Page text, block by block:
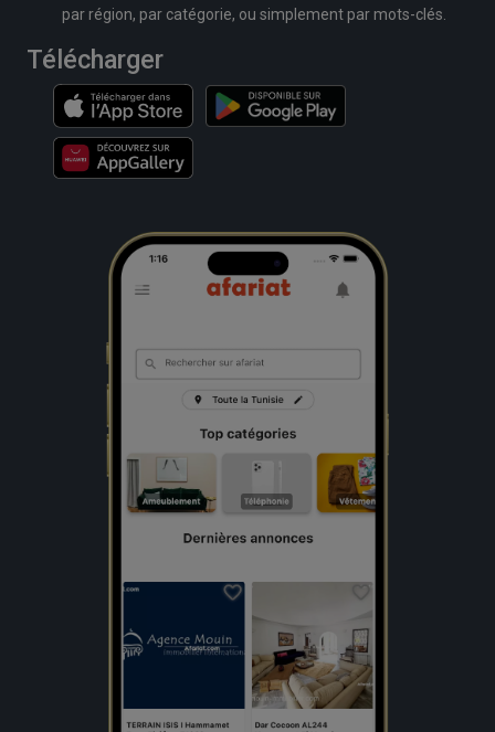
par région, par catégorie, ou simplement par mots-clés.
Télécharger